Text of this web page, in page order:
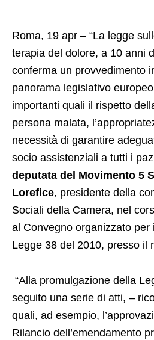
Roma, 19 apr – “La legge
terapia del dolore, a 10 anni
conferma un provvedimento
panorama legislativo
importanti quali il rispetto
persona malata,
necessità di garantire
socio assistenziali a tutti i
deputata del Movimento 5
Lorefice, presidente della
Sociali della Camera, nel
al Convegno organizzato per
Legge 38 del 2010, presso il
“Alla promulgazione della
seguito una serie di atti, –
quali, ad esempio,
Rilancio dell’emendamento